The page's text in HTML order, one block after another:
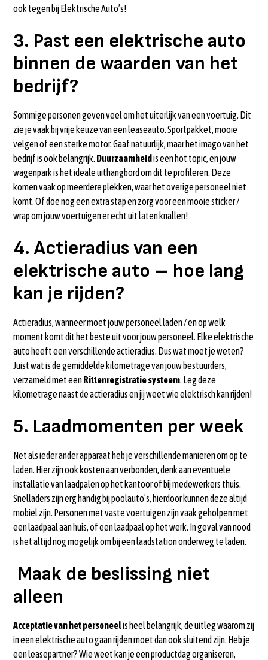
ook tegen bij Elektrische Auto’s!
3. Past een elektrische auto
binnen de waarden van het
bedrijf?
Sommige personen geven veel om het uiterlijk van een voertuig. Dit
zie je vaak bij vrije keuze van een leaseauto. Sportpakket, mooie
velgen of een sterke motor. Gaaf natuurlijk, maar het imago van het
bedrijf is ook belangrijk. Duurzaamheidis een hot topic, en jouw
wagenpark is het ideale uithangbord om dit te profileren. Deze
komen vaak op meerdere plekken, waar het overige personeel niet
komt. Of doe nog een extra stap en zorg voor een mooie sticker /
wrap om jouw voertuigen er echt uit laten knallen!
4. Actieradius van een
elektrische auto – hoe lang
kan je rijden?
Actieradius, wanneer moet jouw personeel laden / en op welk
moment komt dit het beste uit voor jouw personeel. Elke elektrische
auto heeft een verschillende actieradius. Dus wat moet je weten?
Juist wat is de gemiddelde kilometrage van jouw bestuurders,
verzameld met eenRittenregistratie systeem. Leg deze
kilometrage naast de actieradius en jij weet wie elektrisch kan rijden!
5. Laadmomenten per week
Net als ieder ander apparaat heb je verschillende manieren om op te
laden. Hier zijn ook kosten aan verbonden, denk aan eventuele
installatie van laadpalen op het kantoor of bij medewerkers thuis.
Snelladers zijn erg handig bij poolauto’s, hierdoor kunnen deze altijd
mobiel zijn. Personen met vaste voertuigen zijn vaak geholpen met
een laadpaal aan huis, of een laadpaal op het werk. In geval van nood
is het altijd nog mogelijk om bij een laadstation onderweg te laden.
Maak de beslissing niet
alleen
Acceptatie van het personeelis heel belangrijk, de uitleg waarom zij
in een elektrische auto gaan rijden moet dan ook sluitend zijn. Heb je
een leasepartner? Wie weet kan je een productdag organiseren,